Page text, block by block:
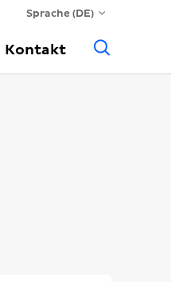
Sprache (DE)
Kontakt